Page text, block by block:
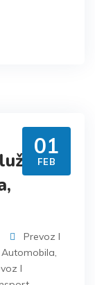
01
FEB
Prevoz I
,
I